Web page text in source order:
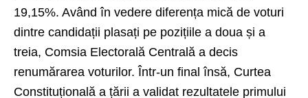
19,15%. Având în vedere diferența mică de voturi
dintre candidații plasați pe pozițiile a doua și a
treia, Comsia Electorală Centrală a decis
renumărarea voturilor. Într-un final însă, Curtea
Constituțională a țării a validat rezultatele primului